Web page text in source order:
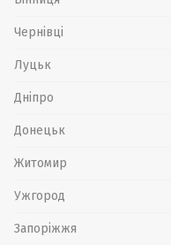
Чернівці
Луцьк
Дніпро
Донецьк
Житомир
Ужгород
Запоріжжя